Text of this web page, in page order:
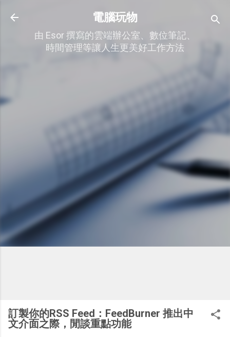
跳到主要內容
電腦玩物
由 Esor 撰寫的雲端辦公室、數位筆記、
時間管理等讓人生更美好工作方法
訂製你的RSS Feed：FeedBurner 推出中
文介面之際，閒談重點功能